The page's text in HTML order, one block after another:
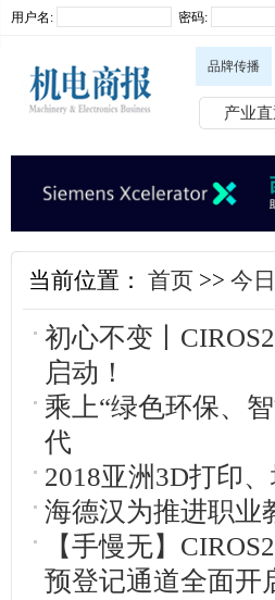
用户名: 密码:
品牌传播
产业
当前位置： 首页 >> 今
初心不变丨
启动！
乘上“绿色环保、
代
2018亚洲3D打印
海德汉为推进职业
【手慢无】
预登记通道全面开